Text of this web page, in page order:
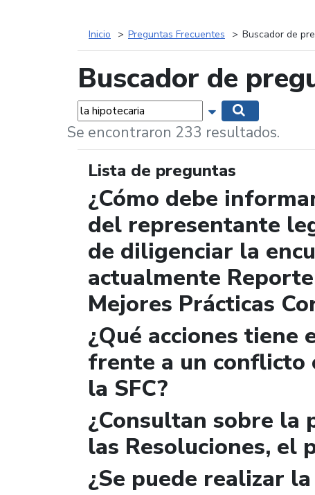
Inicio Preguntas Frecuentes Buscador de
Buscador de
Palabras... Mostrar opciones
Se encontraron 233 resultados.
Lista de preguntas
¿Cómo debe
del representante
de diligenciar la
actualmente
Mejores Prácticas
¿Qué acciones
frente a un conflicto
la SFC?
¿Consultan sobre la
las Resoluciones, el
¿Se puede realizar